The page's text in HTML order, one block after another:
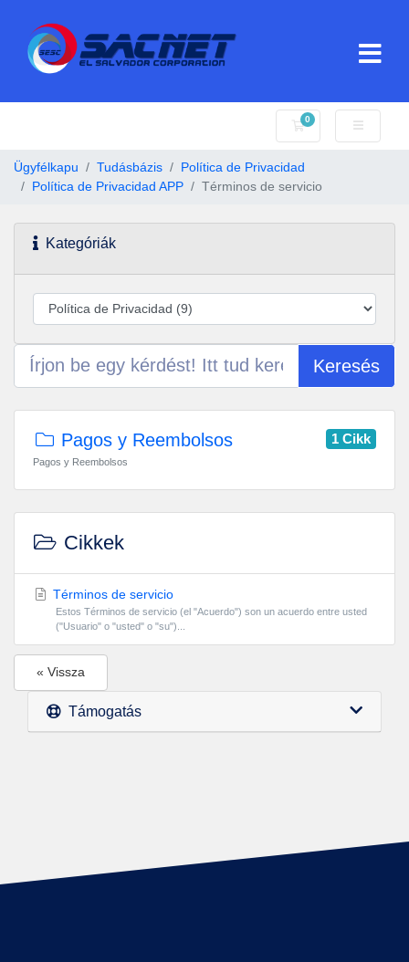
0
Bevásárlókosár
Ügyfélkapu Tudásbázis
Política de Privacidad
Política de Privacidad APP
Términos de servicio
Kategóriák
Keresés
1 Cikk
Pagos y Reembolsos
Pagos y Reembolsos
Cikkek
Términos de servicio
Estos Términos de servicio (el "Acuerdo") son un acuerdo entre usted
("Usuario" o "usted" o "su")...
« Vissza
Támogatás